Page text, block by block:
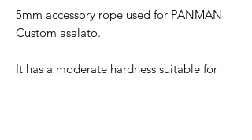
5mm accessory rope used for PANMAN
Custom asalato.
It has a moderate hardness suitable for